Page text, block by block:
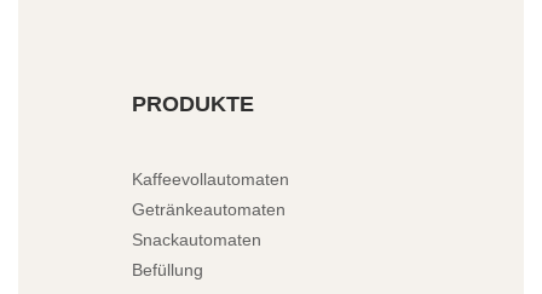
PRODUKTE
Kaffeevollautomaten
Getränkeautomaten
Snackautomaten
Befüllung